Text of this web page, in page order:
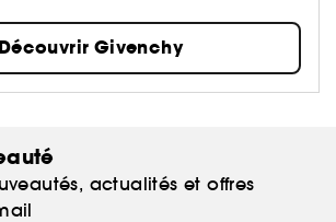
Découvrir Givenchy
actualités et offres